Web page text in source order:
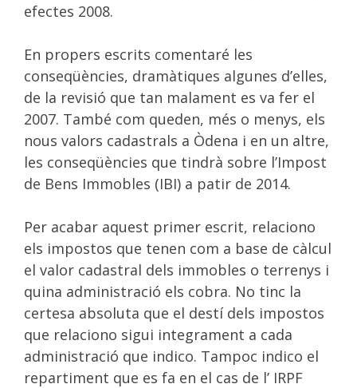
efectes 2008.
En propers escrits comentaré les
conseqüències, dramàtiques algunes d’elles,
de la revisió que tan malament es va fer el
2007. També com queden, més o menys, els
nous valors cadastrals a Òdena i en un altre,
les conseqüències que tindrà sobre l’Impost
de Bens Immobles (IBI) a patir de 2014.
Per acabar aquest primer escrit, relaciono
els impostos que tenen com a base de càlcul
el valor cadastral dels immobles o terrenys i
quina administració els cobra. No tinc la
certesa absoluta que el destí dels impostos
que relaciono sigui integrament a cada
administració que indico. Tampoc indico el
repartiment que es fa en el cas de l’ IRPF